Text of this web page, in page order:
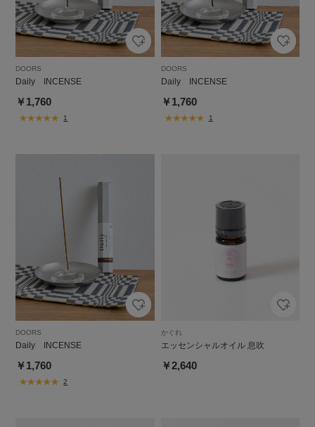
DOORS
Daily INCENSE
￥1,760
1
DOORS
Daily INCENSE
￥1,760
1
DOORS
Daily INCENSE
￥1,760
2
かぐれ
エッセンシャルオイル 息吹
￥2,640